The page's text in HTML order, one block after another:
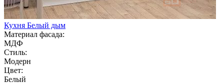
Кухня Белый дым
Материал фасада:
МДФ
Стиль:
Модерн
Цвет:
Белый